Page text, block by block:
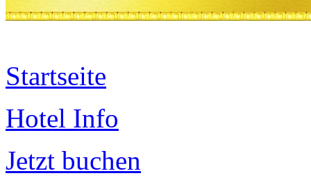
Startseite
Hotel Info
Jetzt buchen